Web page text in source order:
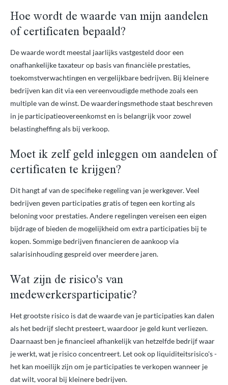
Hoe wordt de waarde van mijn aandelen
of certificaten bepaald?
De waarde wordt meestal jaarlijks vastgesteld door een
onafhankelijke taxateur op basis van financiële prestaties,
toekomstverwachtingen en vergelijkbare bedrijven. Bij kleinere
bedrijven kan dit via een vereenvoudigde methode zoals een
multiple van de winst. De waarderingsmethode staat beschreven
in je participatieovereenkomst en is belangrijk voor zowel
belastingheffing als bij verkoop.
Moet ik zelf geld inleggen om aandelen of
certificaten te krijgen?
Dit hangt af van de specifieke regeling van je werkgever. Veel
bedrijven geven participaties gratis of tegen een korting als
beloning voor prestaties. Andere regelingen vereisen een eigen
bijdrage of bieden de mogelijkheid om extra participaties bij te
kopen. Sommige bedrijven financieren de aankoop via
salarisinhouding gespreid over meerdere jaren.
Wat zijn de risico's van
medewerkersparticipatie?
Het grootste risico is dat de waarde van je participaties kan dalen
als het bedrijf slecht presteert, waardoor je geld kunt verliezen.
Daarnaast ben je financieel afhankelijk van hetzelfde bedrijf waar
je werkt, wat je risico concentreert. Let ook op liquiditeitsrisico's -
het kan moeilijk zijn om je participaties te verkopen wanneer je
dat wilt, vooral bij kleinere bedrijven.